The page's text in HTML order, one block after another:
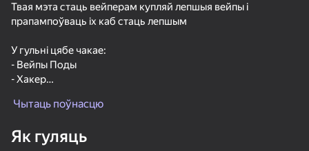
Тайна Убийства 2 Онлайн
Твая мэта стаць вейперам купляй лепшыя вейпы і
прапампоўваць іх каб стаць лепшым
У гульні цябе чакае:
- Вейпы Поды
- Хакер
- Лідарборды
Чытаць поўнасцю
Як гуляць